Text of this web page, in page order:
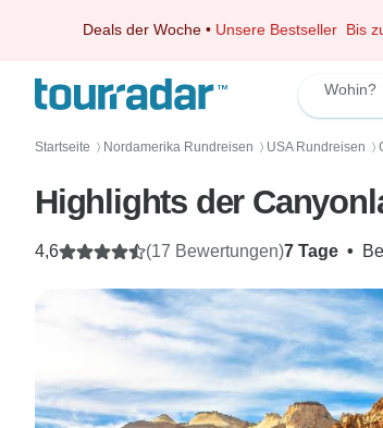
Deals der Woche • Unsere Bestseller Bis
Wohin?
Startseite 〉 Nordamerika Rundreisen 〉 USA Rundreisen 〉
Highlights der
7 Tage •
4,6 (17 Bewertungen)